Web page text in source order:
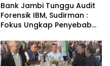
Bank Jambi Tunggu Audit
Forensik IBM, Sudirman :
Fokus Ungkap Penyebab
Rp144 Miliar